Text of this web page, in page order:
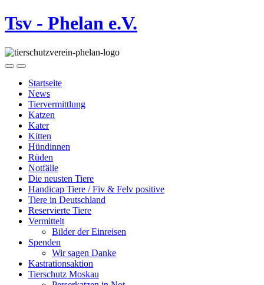
Tsv - Phelan e.V.
Startseite
News
Tiervermittlung
Katzen
Kater
Kitten
Hündinnen
Rüden
Notfälle
Die neusten Tiere
Handicap Tiere / Fiv & Felv positive
Tiere in Deutschland
Reservierte Tiere
Vermittelt
Bilder der Einreisen
Spenden
Wir sagen Danke
Kastrationsaktion
Tierschutz Moskau